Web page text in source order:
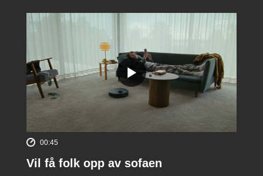
00:45
Vil få folk opp av sofaen